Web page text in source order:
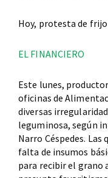
Hoy, protesta de
EL FINANCIERO
Este lunes,
oficinas de
diversas
leguminosa, según
Narro Céspedes.
falta de insumos
para recibir el grano